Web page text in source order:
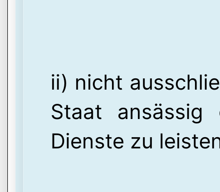
ii) nicht
Staat
Dienste zu